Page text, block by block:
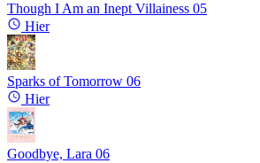
Though I Am an Inept Villainess 05
Hier
Sparks of Tomorrow 06
Hier
Goodbye, Lara 06